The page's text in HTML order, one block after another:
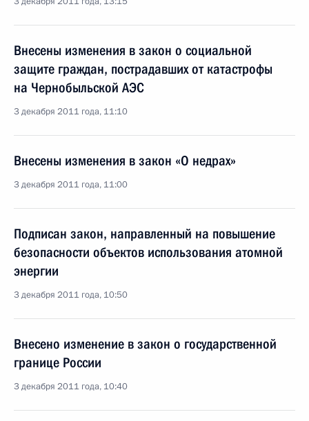
Внесены изменения в закон о социальной
защите граждан, пострадавших от катастрофы
на Чернобыльской АЭС
3 декабря 2011 года, 11:10
Внесены изменения в закон «О недрах»
3 декабря 2011 года, 11:00
Подписан закон, направленный на повышение
безопасности объектов использования атомной
энергии
3 декабря 2011 года, 10:50
Внесено изменение в закон о государственной
границе России
3 декабря 2011 года, 10:40